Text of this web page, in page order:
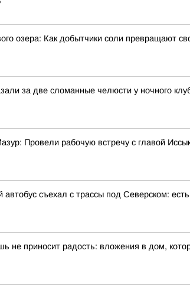
озера: Как добытчики соли превращают
за две сломанные челюсти у ночного
Провели рабочую встречу с главой
съехал с трассы под Северском:
не приносит радость: вложения в дом,